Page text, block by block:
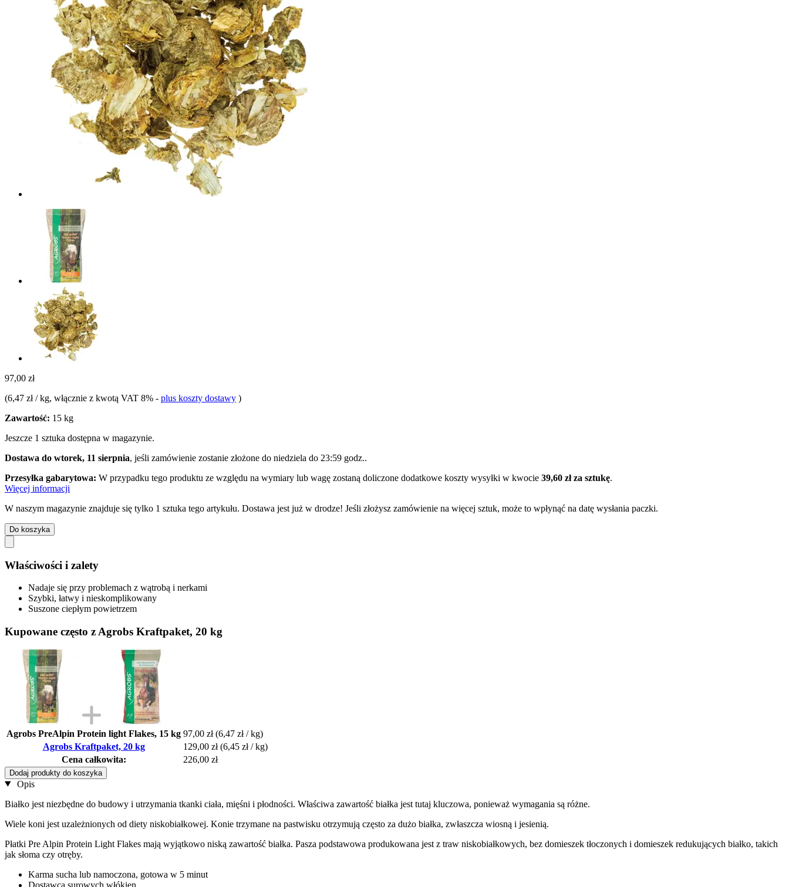
97,00 zł
(6,47 zł / kg, włącznie z kwotą VAT 8% - plus koszty dostawy )
Zawartość: 15 kg
Jeszcze 1 sztuka dostępna w magazynie.
Dostawa do wtorek, 11 sierpnia, jeśli zamówienie zostanie złożone do niedziela do 23:59 godz..
Przesyłka gabarytowa: W przypadku tego produktu ze względu na wymiary lub wagę zostaną doliczone dodatkowe koszty wysyłki w kwocie 39,60 zł za sztukę.
Więcej informacji
W naszym magazynie znajduje się tylko 1 sztuka tego artykułu. Dostawa jest już w drodze! Jeśli złożysz zamówienie na więcej sztuk, może to wpłynąć na datę wysłania paczki.
Do koszyka
Właściwości i zalety
Nadaje się przy problemach z wątrobą i nerkami
Szybki, łatwy i nieskomplikowany
Suszone ciepłym powietrzem
Kupowane często z Agrobs Kraftpaket, 20 kg
Agrobs PreAlpin Protein light Flakes, 15 kg 97,00 zł (6,47 zł / kg)
Agrobs Kraftpaket, 20 kg
129,00 zł (6,45 zł / kg)
Cena całkowita:
226,00 zł
Dodaj produkty do koszyka
Opis
Białko jest niezbędne do budowy i utrzymania tkanki ciała, mięśni i płodności. Właściwa zawartość białka jest tutaj kluczowa, ponieważ wymagania są różne.
Wiele koni jest uzależnionych od diety niskobiałkowej. Konie trzymane na pastwisku otrzymują często za dużo białka, zwłaszcza wiosną i jesienią.
Płatki Pre Alpin Protein Light Flakes mają wyjątkowo niską zawartość białka. Pasza podstawowa produkowana jest z traw niskobiałkowych, bez domieszek tłoczonych i domieszek redukujących białko, takich
jak słoma czy otręby.
Karma sucha lub namoczona, gotowa w 5 minut
Dostawca surowych włókien